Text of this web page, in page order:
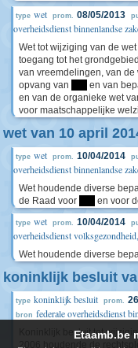
type wet prom. 08/05/2013
overheidsdienst binnenlandse
Wet tot wijziging van de
toegang tot het
van vreemdelingen, van
opvang van
en van
en van de organieke wet
voor maatschappelijke
wet van 10 april
type wet prom. 10/04/2014
overheidsdienst binnenlandse
Wet houdende diverse
de Raad voor
en voor
type wet prom. 10/04/2014
overheidsdienst
Wet houdende diverse
koninklijk besluit
type koninklijk besluit prom.
bron federale overheidsdienst
Koninklijk besluit tot
2006 houdende de
Etaamb.be